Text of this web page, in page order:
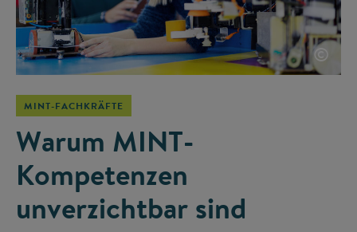
©
MINT-FACHKRÄFTE
Warum MINT-
Kompetenzen
unverzichtbar sind